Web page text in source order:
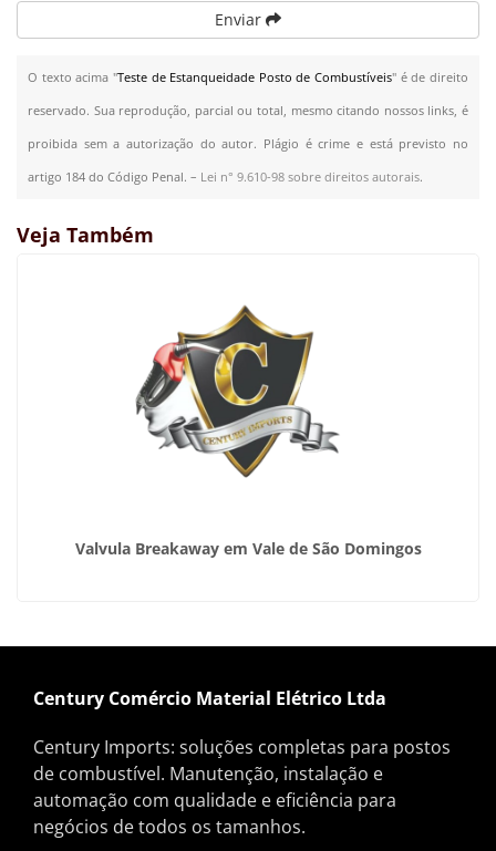
Enviar
O texto acima "Teste de Estanqueidade Posto de Combustíveis" é de direito
reservado. Sua reprodução, parcial ou total, mesmo citando nossos links, é
proibida sem a autorização do autor. Plágio é crime e está previsto no
artigo 184 do Código Penal. – Lei n° 9.610-98 sobre direitos autorais.
Veja Também
Valvula Breakaway em Vale de São Domingos
Century Comércio Material Elétrico Ltda
Century Imports: soluções completas para postos
de combustível. Manutenção, instalação e
automação com qualidade e eficiência para
negócios de todos os tamanhos.